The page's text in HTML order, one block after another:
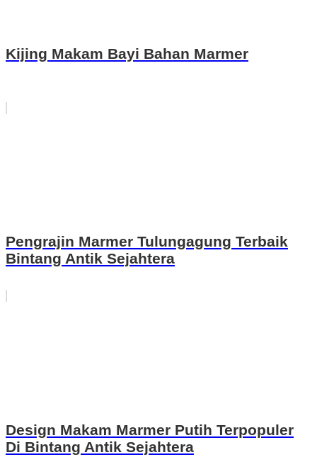
Kijing Makam Bayi Bahan Marmer
Pengrajin Marmer Tulungagung Terbaik
Bintang Antik Sejahtera
Design Makam Marmer Putih Terpopuler
Di Bintang Antik Sejahtera